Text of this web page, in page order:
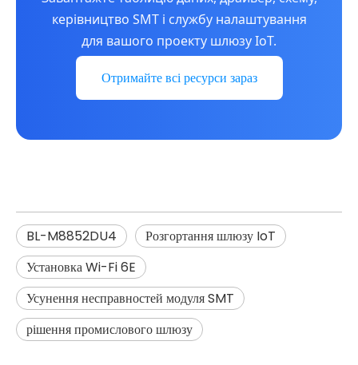
керівництво SMT і службу налаштування
для вашого проекту шлюзу IoT.
Отримайте всі ресурси зараз
BL-M8852DU4
Розгортання шлюзу IoT
Установка Wi-Fi 6E
Усунення несправностей модуля SMT
рішення промислового шлюзу